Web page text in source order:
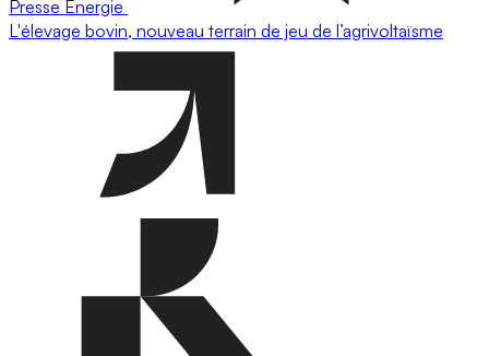
Presse Energie
L'élevage bovin, nouveau terrain de jeu de l’agrivoltaïsme